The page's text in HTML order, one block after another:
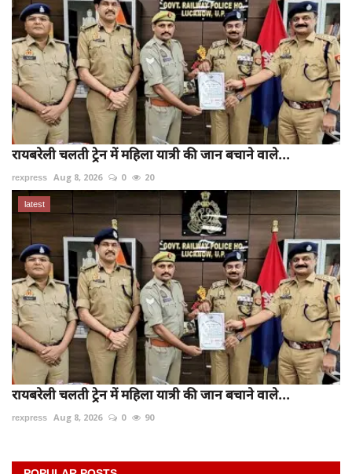
रायबरेली चलती ट्रेन में महिला यात्री की जान बचाने वाले...
rexpress Aug 8, 2026 0 20
latest
रायबरेली चलती ट्रेन में महिला यात्री की जान बचाने वाले...
rexpress Aug 8, 2026 0 90